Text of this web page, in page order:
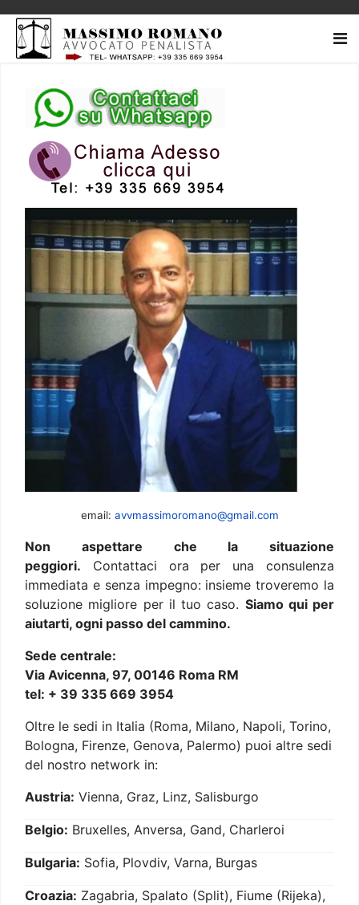
email: avvmassimoromano@gmail.com
Non aspettare che la situazione
peggiori. Contattaci ora per una consulenza
immediata e senza impegno: insieme troveremo la
soluzione migliore per il tuo caso. Siamo qui per
aiutarti, ogni passo del cammino.
Sede centrale:
Via Avicenna, 97, 00146 Roma RM
tel: + 39 335 669 3954
Oltre le sedi in Italia (Roma, Milano, Napoli, Torino,
Bologna, Firenze, Genova, Palermo) puoi altre sedi
del nostro network in:
Austria: Vienna, Graz, Linz, Salisburgo
Belgio: Bruxelles, Anversa, Gand, Charleroi
Bulgaria: Sofia, Plovdiv, Varna, Burgas
Croazia: Zagabria, Spalato (Split), Fiume (Rijeka),